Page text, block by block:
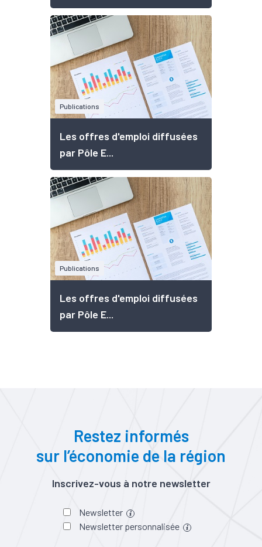
Publications
Les offres d'emploi diffusées
par Pôle E...
Publications
Les offres d'emploi diffusées
par Pôle E...
Restez informés
sur l’économie de la région
Inscrivez-vous à notre newsletter
Newsletter
Newsletter personnalisée